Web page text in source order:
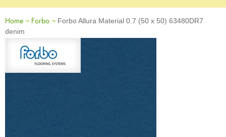
Home Forbo
Forbo Allura Material 0.7 (50 x 50) 63480DR7
denim